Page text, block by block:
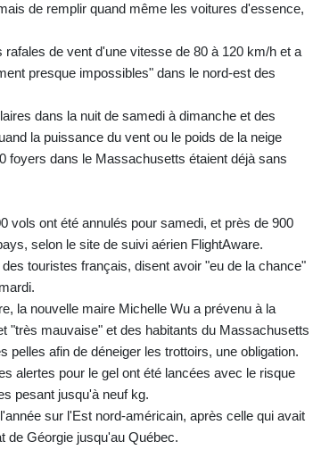
de remplir quand même les voitures d'essence,
de vent d'une vitesse de 80 à 120 km/h et a
presque impossibles" dans le nord-est des
dans la nuit de samedi à dimanche et des
la puissance du vent ou le poids de la neige
foyers dans le Massachusetts étaient déjà sans
vols ont été annulés pour samedi, et près de 900
selon le site de suivi aérien FlightAware.
touristes français, disent avoir "eu de la chance"
la nouvelle maire Michelle Wu a prévenu à la
"très mauvaise" et des habitants du Massachusetts
afin de déneiger les trottoirs, une obligation.
alertes pour le gel ont été lancées avec le risque
pesant jusqu'à neuf kg.
sur l'Est nord-américain, après celle qui avait
de Géorgie jusqu'au Québec.